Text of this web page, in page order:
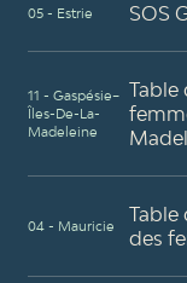
05 - Estrie SOS
11 - Gaspésie–
Îles-De-La-
Madeleine
Table
04 - Mauricie
des